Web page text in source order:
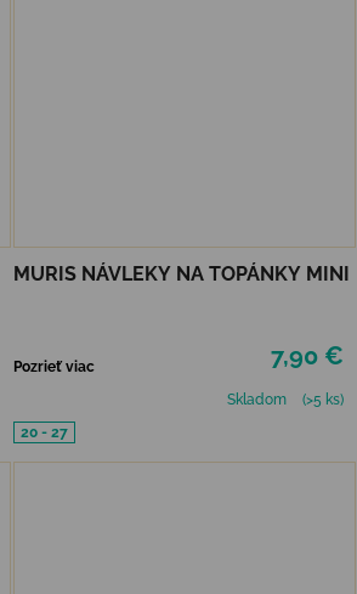
MURIS NÁVLEKY NA TOPÁNKY MINI
7,90 €
Pozrieť viac
Skladom
(>5 ks)
20 - 27